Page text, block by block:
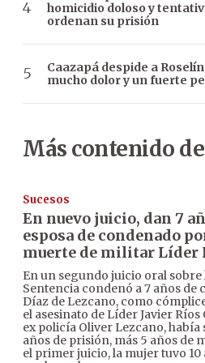
homicidio doloso y
ordenan su prisión
Caazapá despide a
mucho dolor y un fuerte
Más contenido
Sucesos
En nuevo juicio, dan 7
esposa de condenado
muerte de militar Líder
En un segundo juicio oral sobre
Sentencia condenó a 7 años de
Díaz de Lezcano, como
el asesinato de Líder Javier Ríos
ex policía Oliver Lezcano, había
años de prisión, más 5 años de
el primer juicio, la mujer tuvo